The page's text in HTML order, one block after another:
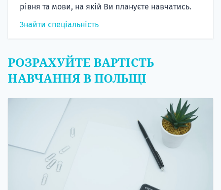
рівня та мови, на якій Ви плануєте навчатись.
Знайти спеціальність
РОЗРАХУЙТЕ ВАРТІСТЬ
НАВЧАННЯ В ПОЛЬЩІ